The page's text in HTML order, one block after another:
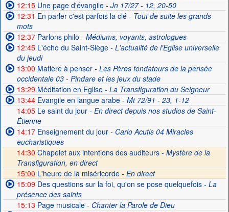
12:15Une page d'évangile- Jn 17/27 - 12, 20-50
12:31 En parler c'est parfois la clé- Tout de suite les grands
mots
12:37Parlons philo - Médiums, voyants, astrologues
12:45L'écho du Saint-Siège- L'actualité de l'Eglise universelle
du jeudi
13:00 Matière à penser- Les Pères fondateurs de la pensée
occidentale 03 - Pindare et les jeux du stade
13:29Méditation en Eglise- La Transfiguration du Seigneur
13:44Evangile en langue arabe- Mt 72/91 - 23, 1-12
14:05Le saint du jour- En direct depuis nos studios de Saint-
Étienne
14:17Enseignement du jour- Carlo Acutis 04 Miracles
eucharistiques
14:30 Chapelet aux intentions des auditeurs - Mystère de la
Transfiguration, en direct
15:00 L'heure de la miséricorde - En direct
15:09Des questions sur la foi, qu'on se pose quelquefois- La
présence des saints
15:13 Page musicale- Chanter la Parole de Dieu